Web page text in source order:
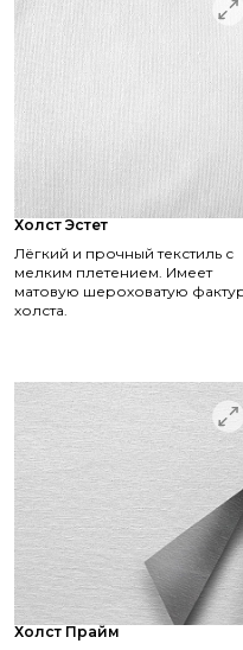
Холст Эстет
Лёгкий и прочный текстиль с
мелким плетением. Имеет
матовую шероховатую
холста.
Холст Прайм